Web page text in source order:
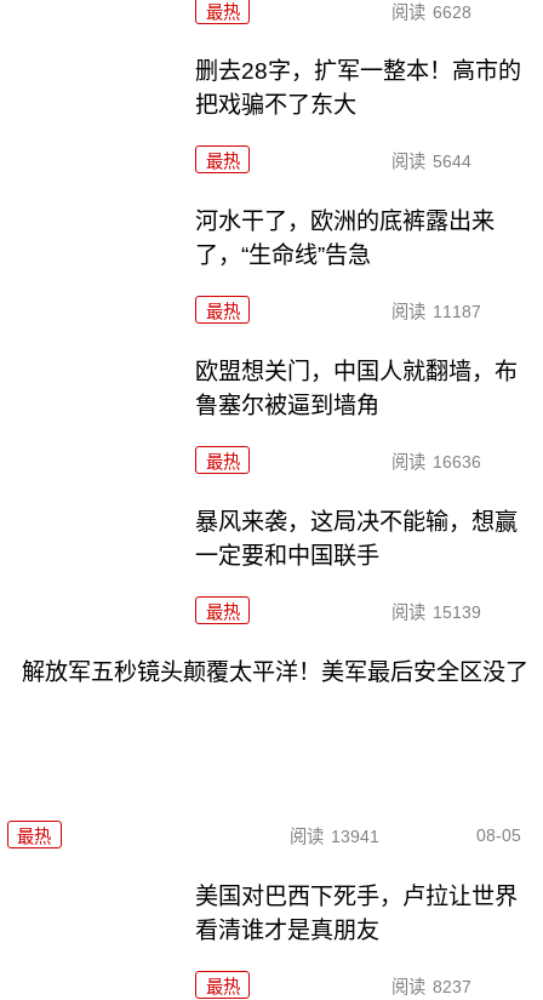
最热 阅读 6628
删去28字，扩军一整本！高市的
把戏骗不了东大
最热 阅读 5644
河水干了，欧洲的底裤露出来
了，“生命线”告急
最热 阅读 11187
欧盟想关门，中国人就翻墙，布
鲁塞尔被逼到墙角
最热 阅读 16636
暴风来袭，这局决不能输，想赢
一定要和中国联手
最热 阅读 15139
解放军五秒镜头颠覆太平洋！美军最后安全区没了
最热 阅读 13941 08-05
美国对巴西下死手，卢拉让世界
看清谁才是真朋友
最热 阅读 8237